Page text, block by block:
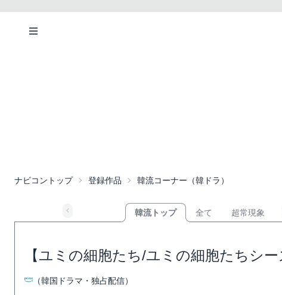
ナビコントップ 登録作品 韓流コーナー（韓ドラ）
韓流トップ 全て 超常現象
【ユミの細胞たち/ユミの細胞たちシー
（韓国ドラマ・独占配信）